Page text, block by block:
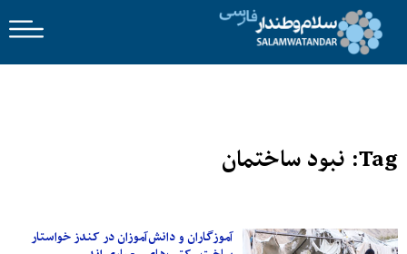
Tag: نبود ساختمان
آموزگاران و دانش‌آموزان در کندز خواستار